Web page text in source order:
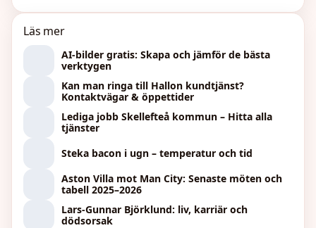
Läs mer
AI-bilder gratis: Skapa och jämför de bästa
verktygen
Kan man ringa till Hallon kundtjänst?
Kontaktvägar & öppettider
Lediga jobb Skellefteå kommun – Hitta alla
tjänster
Steka bacon i ugn – temperatur och tid
Aston Villa mot Man City: Senaste möten och
tabell 2025–2026
Lars-Gunnar Björklund: liv, karriär och
dödsorsak